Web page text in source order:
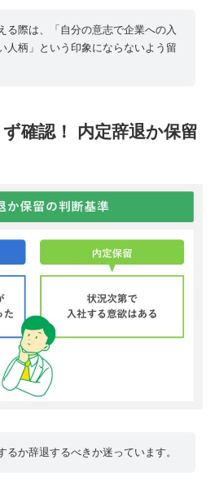
る際は、「自分の意志で企業への入
人柄」という印象にならないよう留
確認！ 内定辞退か保留
るか辞退するべきか迷っています。